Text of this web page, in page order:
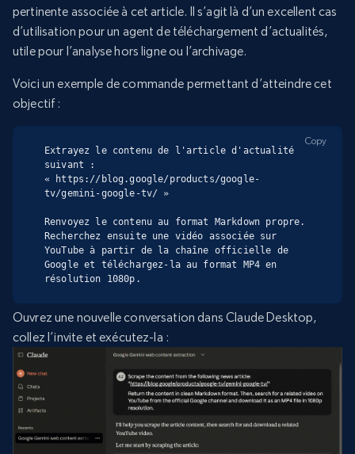
pertinente associée à cet article. Il s’agit là d’un excellent cas
d’utilisation pour un agent de téléchargement d’actualités,
utile pour l’analyse hors ligne ou l’archivage.
Voici un exemple de commande permettant d’atteindre cet
objectif :
Extrayez le contenu de l'article d'actualité
suivant :
« https://blog.google/products/google-
tv/gemini-google-tv/ »
Renvoyez le contenu au format Markdown propre.
Recherchez ensuite une vidéo associée sur
YouTube à partir de la chaîne officielle de
Google et téléchargez-la au format MP4 en
résolution 1080p.
Copy
Ouvrez une nouvelle conversation dans Claude Desktop,
collez l’invite et exécutez-la :